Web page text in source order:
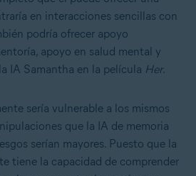
en interacciones sencillas con
podría ofrecer apoyo
apoyo en salud mental y
IA Samantha en la película Her.
sería vulnerable a los mismos
que la IA de memoria
serían mayores. Puesto que la
tiene la capacidad de comprender